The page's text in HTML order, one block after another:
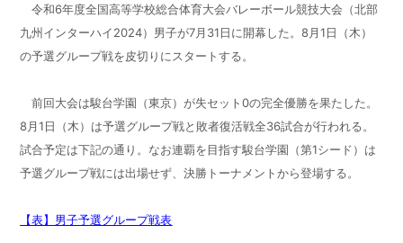
令和6年度全国高等学校総合体育大会バレーボール競技大会（北部
九州インターハイ2024）男子が7月31日に開幕した。8月1日（木）
の予選グループ戦を皮切りにスタートする。
前回大会は駿台学園（東京）が失セット0の完全優勝を果たした。
8月1日（木）は予選グループ戦と敗者復活戦全36試合が行われる。
試合予定は下記の通り。なお連覇を目指す駿台学園（第1シード）は
予選グループ戦には出場せず、決勝トーナメントから登場する。
【表】男子予選グループ戦表